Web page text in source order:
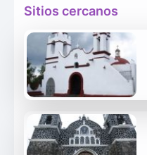
Sitios cercanos